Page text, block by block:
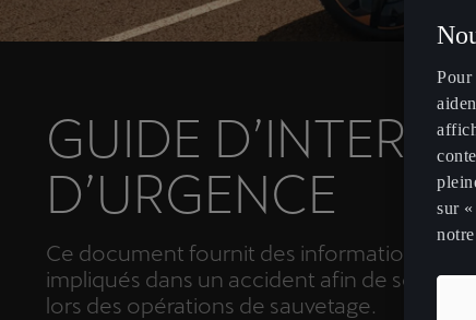
GUIDE
D’URGENCE
Ce document fournit des informations sur
impliqués dans un accident afin de
lors des opérations de sauvetage.
Pour
sur